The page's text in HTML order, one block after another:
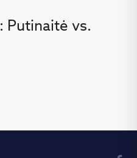
Putinaitė vs.